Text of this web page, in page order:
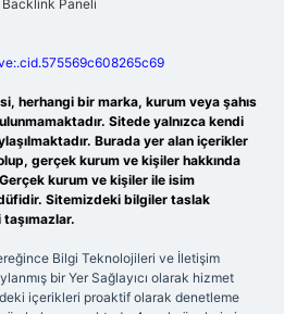
herhangi bir marka, kurum veya şahıs
Sitede yalnızca kendi
Burada yer alan içerikler
gerçek kurum ve kişiler hakkında
kurum ve kişiler ile isim
Sitemizdeki bilgiler taslak
Bilgi Teknolojileri ve İletişim
bir Yer Sağlayıcı olarak hizmet
içerikleri proaktif olarak denetleme